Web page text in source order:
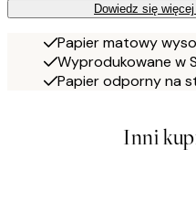
Dowiedz się
Papier matowy
Wyprodukowane w
Papier odporny na
Inni